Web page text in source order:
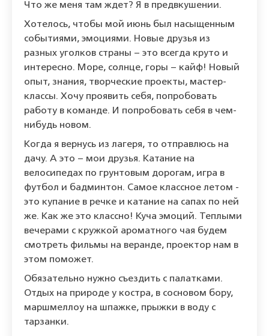
Что же меня там ждет? Я в предвкушении.
Хотелось, чтобы мой июнь был насыщенным
событиями, эмоциями. Новые друзья из
разных уголков страны – это всегда круто и
интересно. Море, солнце, горы – кайф! Новый
опыт, знания, творческие проекты, мастер-
классы. Хочу проявить себя, попробовать
работу в команде. И попробовать себя в чем-
нибудь новом.
Когда я вернусь из лагеря, то отправлюсь на
дачу. А это – мои друзья. Катание на
велосипедах по грунтовым дорогам, игра в
футбол и бадминтон. Самое классное летом -
это купание в речке и катание на сапах по ней
же. Как же это классно! Куча эмоций. Теплыми
вечерами с кружкой ароматного чая будем
смотреть фильмы на веранде, проектор нам в
этом поможет.
Обязательно нужно съездить с палатками.
Отдых на природе у костра, в сосновом бору,
маршмеллоу на шпажке, прыжки в воду с
тарзанки.